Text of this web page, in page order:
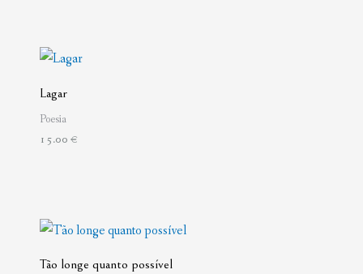
Lagar
Poesia
15.00 €
Tão longe quanto possível